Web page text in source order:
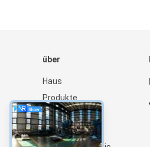
über
Haus
Produkte
Über uns
Nachrichten